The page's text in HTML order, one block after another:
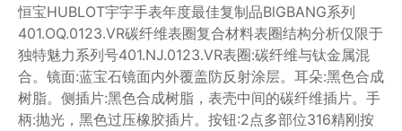
恒宝HUBLOT宇宇手表年度最佳复制品BlGBANG系列
401.OQ.0123.VR碳纤维表圈复合材料表圈结构分析仅限于
独特魅力系列号401.NJ.0123.VR表圈:碳纤维与钛金属混
合。镜面:蓝宝石镜面内外覆盖防反射涂层。耳朵:黑色合成
树脂。侧插片:黑色合成树脂，表壳中间的碳纤维插片。手
柄:抛光，黑色过压橡胶插片。按钮:2点多部位316精刚按